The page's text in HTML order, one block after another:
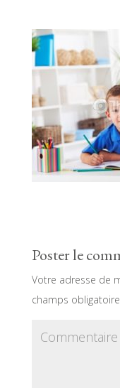
Poster le
Votre adresse de
champs